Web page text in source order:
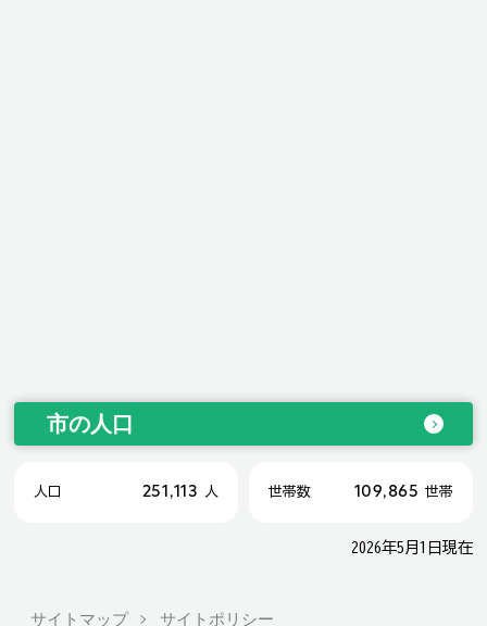
市の人口
人口 251,113 人 世帯数 109,865 世帯
2026年5月1日現在
サイトマップ サイトポリシー